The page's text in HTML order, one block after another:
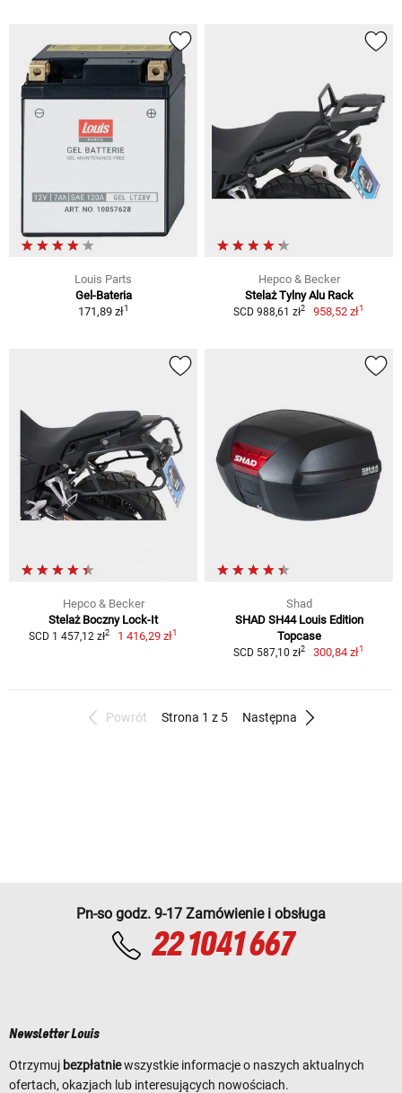
Louis Parts
Gel-Bateria
171,89 zł1
Hepco & Becker
Stelaż Tylny Alu Rack
SCD 988,61 zł2 958,52 zł1
Hepco & Becker
Stelaż Boczny Lock-It
SCD 1 457,12 zł2 1 416,29 zł1
Shad
SHAD SH44 Louis Edition
Topcase
SCD 587,10 zł2 300,84 zł1
Powrót Strona 1 z 5 Następna
Pn-so godz. 9-17 Zamówienie i obsługa
22 1041 667
Newsletter Louis
Otrzymuj bezpłatniewszystkie informacje o naszych aktualnych
ofertach, okazjach lub interesujących nowościach.